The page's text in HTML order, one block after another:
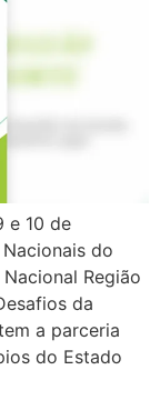
e 10 de
do
Região
da
a parceria
do Estado